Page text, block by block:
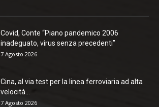
Covid, Conte “Piano pandemico 2006
inadeguato, virus senza precedenti”
7 Agosto 2026
Cina, al via test per la linea ferroviaria ad alta
velocità...
7 Agosto 2026